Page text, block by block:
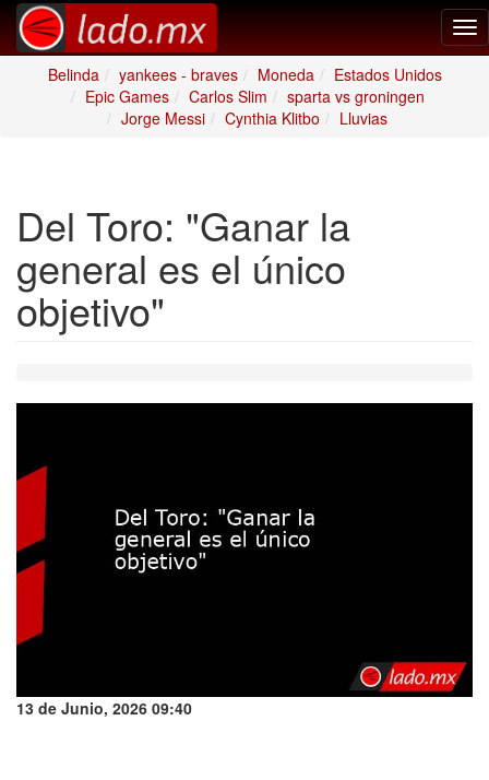
Belinda
yankees - braves Moneda
Estados Unidos
Epic Games
Carlos Slim
sparta vs groningen
Jorge Messi
Cynthia Klitbo Lluvias
Del Toro: "Ganar la
general es el único
objetivo"
13 de Junio, 2026 09:40